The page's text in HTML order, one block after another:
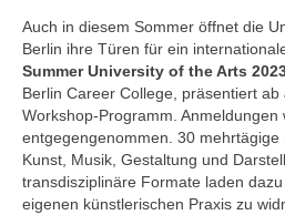
Auch in diesem Sommer öffnet die
Berlin ihre Türen für ein
Summer University of the Arts
Berlin Career College, präsentiert
Workshop-Programm. Anmeldungen
entgegengenommen. 30 mehrtägige
Kunst, Musik, Gestaltung und
transdisziplinäre Formate laden
eigenen künstlerischen Praxis zu